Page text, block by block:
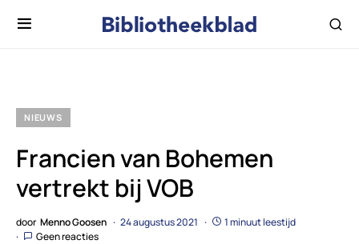
NIEUWS
Francien van Bohemen
vertrekt bij VOB
door Menno Goosen 24 augustus 2021
1 minuut leestijd
Geen reacties